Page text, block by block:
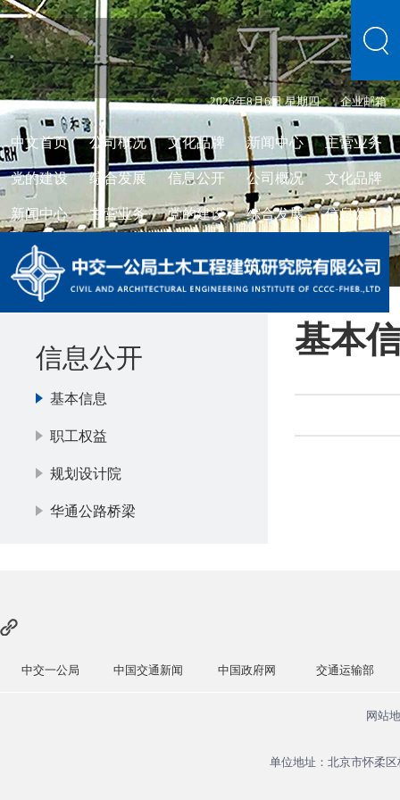
2026年8月6日 星期四 企业邮箱
中文首页 公司概况 文化品牌 新闻中心 主营业务
党的建设 综合发展 信息公开 公司概况 文化品牌
新闻中心 主营业务 党的建设 综合发展 信息公开
信息公开
基本信息
职工权益
规划设计院
华通公路桥梁
基本
中交一公局 中国交通新闻 中国政府网 交通运输部
网站
单位地址：北京市怀柔区